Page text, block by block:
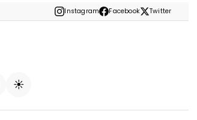
Instagram Facebook Twitter
☀️